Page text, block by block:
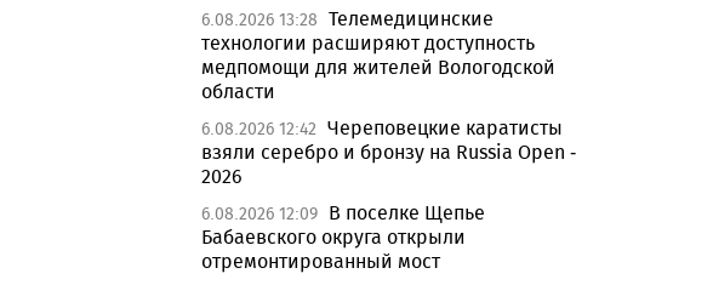
6.08.2026 13:28 Телемедицинские
технологии расширяют доступность
медпомощи для жителей Вологодской
области
6.08.2026 12:42 Череповецкие каратисты
взяли серебро и бронзу на Russia Open -
2026
6.08.2026 12:09 В поселке Щепье
Бабаевского округа открыли
отремонтированный мост